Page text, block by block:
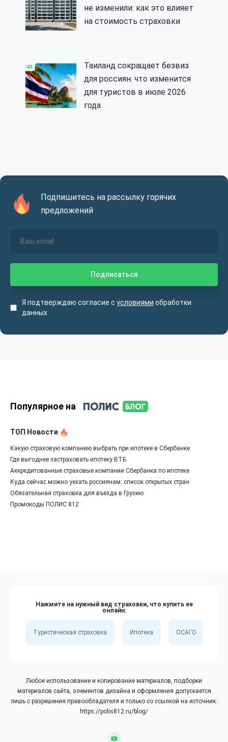
не изменили: как это влияет
на стоимость страховки
Таиланд сокращает безвиз
для россиян: что изменится
для туристов в июле 2026
года
Подпишитесь на рассылку горячих
предложений
Я подтверждаю согласие с условиями обработки
данных
Популярное на
ТОП Новости
Какую страховую компанию выбрать при ипотеке в Сбербанке
Где выгоднее застраховать ипотеку ВТБ
Аккредитованные страховые компании Сбербанка по ипотеке
Куда сейчас можно уехать россиянам: список открытых стран
Обязательная страховка для въезда в Грузию
Промокоды ПОЛИС 812
Нажмите на нужный вид страховки, что купить ее
онлайн:
Туристическая страховка Ипотека ОСАГО
Любое использование и копирование материалов, подборки
материалов сайта, элементов дизайна и оформления допускается
лишь с разрешения правообладателя и только со ссылкой на источник:
https://polis812.ru/blog/